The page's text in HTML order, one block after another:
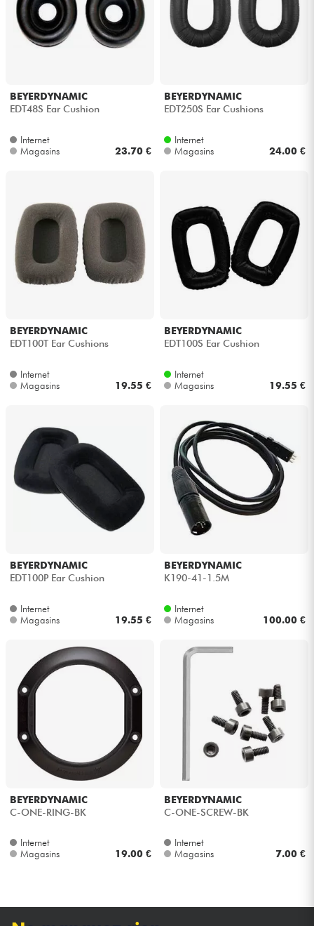
BEYERDYNAMIC
EDT48S Ear Cushion
Internet
Magasins
23.70 €
BEYERDYNAMIC
EDT250S Ear Cushions
Internet
Magasins
24.00 €
BEYERDYNAMIC
EDT100T Ear Cushions
Internet
Magasins
19.55 €
BEYERDYNAMIC
EDT100S Ear Cushion
Internet
Magasins
19.55 €
BEYERDYNAMIC
EDT100P Ear Cushion
Internet
Magasins
19.55 €
BEYERDYNAMIC
K190-41-1.5M
Internet
Magasins
100.00 €
BEYERDYNAMIC
C-ONE-RING-BK
Internet
Magasins
19.00 €
BEYERDYNAMIC
C-ONE-SCREW-BK
Internet
Magasins
7.00 €